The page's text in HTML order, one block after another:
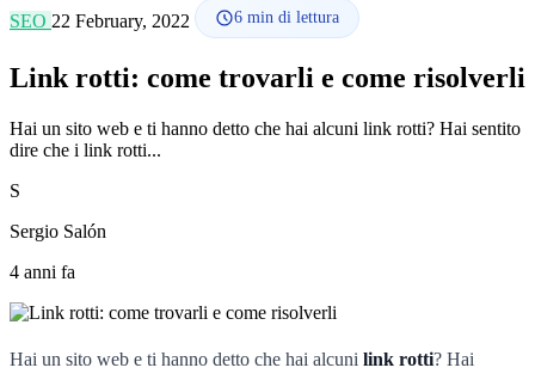
SEO 22 February, 2022 6 min di lettura
Link rotti: come trovarli e come risolverli
Hai un sito web e ti hanno detto che hai alcuni link rotti? Hai sentito
dire che i link rotti...
S
Sergio Salón
4 anni fa
Hai un sito web e ti hanno detto che hai alcuni link rotti? Hai